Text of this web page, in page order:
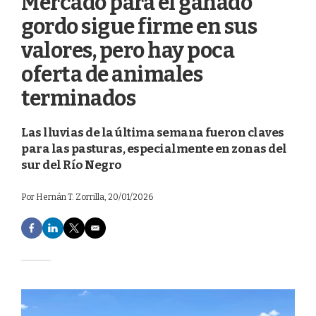
gordo sigue firme en sus
valores, pero hay poca
oferta de animales
terminados
Las lluvias de la última semana fueron claves
para las pasturas, especialmente en zonas del
sur del Río Negro
Por Hernán T. Zorrilla, 20/01/2026
F
a
e
o
o
L
i
d
T
w
e
E
m